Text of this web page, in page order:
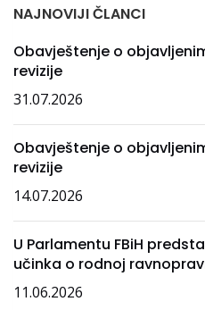
NAJNOVIJI ČLANCI
Obavještenje o
revizije
31.07.2026
Obavještenje o
revizije
14.07.2026
U Parlamentu FBiH
učinka o rodnoj
11.06.2026